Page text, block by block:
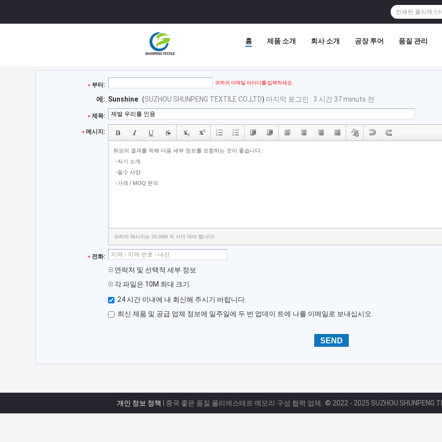
홈 제품 소개 회사 소개 공장 투어 품질 관리
부터: 귀하의 이메일 아이디를 입력하세요.
에: Sunshine (SUZHOU SHUNPENG TEXTILE CO.,LTD) 마지막 로그인 : 3 시간 37 minuts 전
제목:
메시지:
귀하의 메시지는 20-3000 자 사이 여야 합니다!
전화:
연락처 및 선택적 세부 정보
각 파일은 10M 최대 크기.
24 시간 이내에 내 회신해 주시기 바랍니다.
최신 제품 및 공급 업체 정보에 일주일에 두 번 업데이 트에 나를 이메일로 보내십시오.
개인 정보 정책 | 중국 좋은 품질 폴리에스테르 메모리 구성 협력 업체. © 2022 - 2025 SUZHOU SHUNPENG